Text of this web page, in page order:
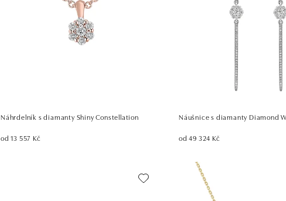
Náhrdelník s diamanty Shiny Constellation
od 13 557 Kč
Náušnice s diamanty Diamond
od 49 324 Kč